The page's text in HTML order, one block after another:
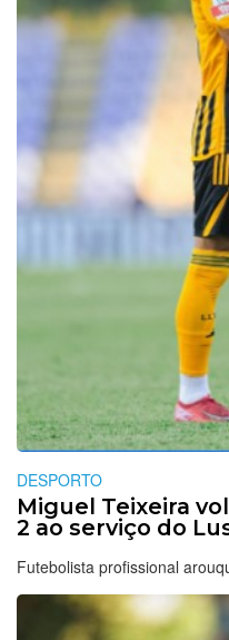
DESPORTO
Miguel Teixeira
2 ao serviço do
Futebolista profissional